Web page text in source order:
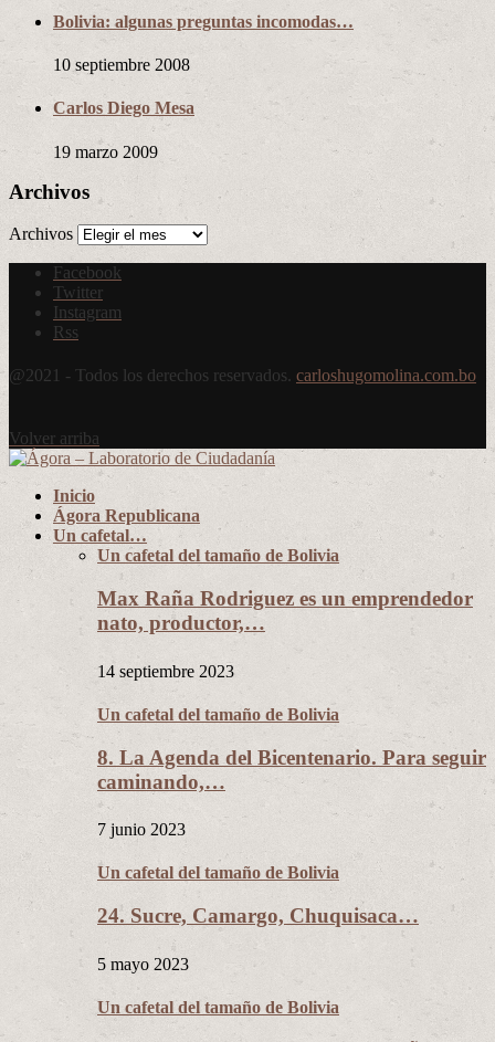
Bolivia: algunas preguntas incomodas…
10 septiembre 2008
Carlos Diego Mesa
19 marzo 2009
Archivos
Archivos
Facebook
Twitter
Instagram
Rss
@2021 - Todos los derechos reservados. carloshugomolina.com.bo
Volver arriba
Inicio
Ágora Republicana
Un cafetal…
Un cafetal del tamaño de Bolivia
Max Raña Rodriguez es un emprendedor
nato, productor,…
14 septiembre 2023
Un cafetal del tamaño de Bolivia
8. La Agenda del Bicentenario. Para seguir
caminando,…
7 junio 2023
Un cafetal del tamaño de Bolivia
24. Sucre, Camargo, Chuquisaca…
5 mayo 2023
Un cafetal del tamaño de Bolivia